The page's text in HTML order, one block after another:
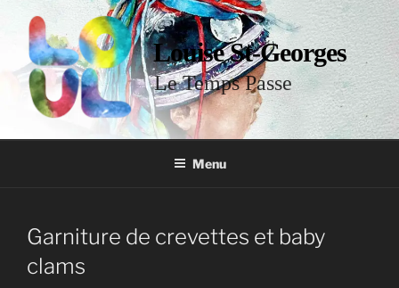
Louise St-Georges
Le Temps Passe
Menu
Garniture de crevettes et baby
clams